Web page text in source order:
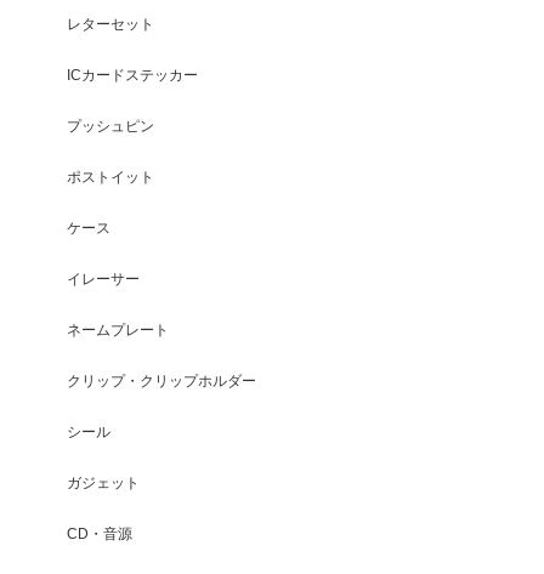
レターセット
ICカードステッカー
プッシュピン
ポストイット
ケース
イレーサー
ネームプレート
クリップ・クリップホルダー
シール
ガジェット
CD・音源